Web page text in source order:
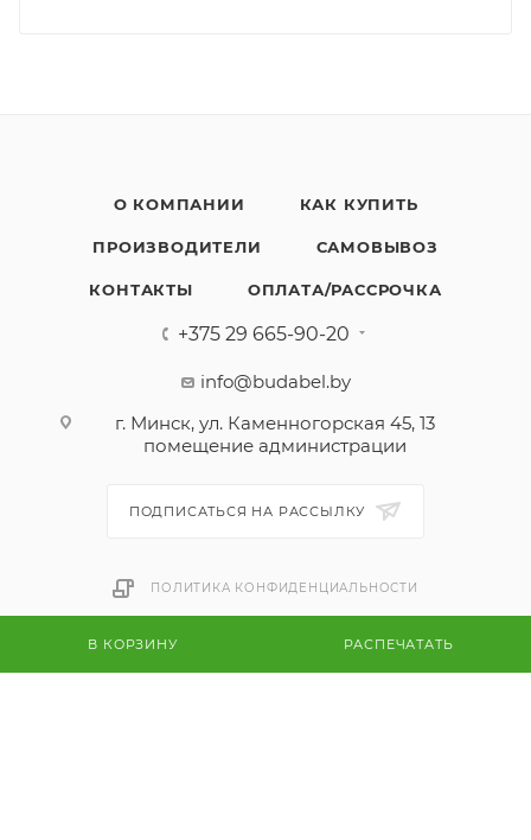
В КОРЗИНУ РАСПЕЧАТАТЬ
О КОМПАНИИ КАК КУПИТЬ
ПРОИЗВОДИТЕЛИ САМОВЫВОЗ
КОНТАКТЫ ОПЛАТА/РАССРОЧКА
+375 29 665-90-20
info@budabel.by
г. Минск, ул. Каменногорская 45, 13
помещение администрации
ПОДПИСАТЬСЯ НА РАССЫЛКУ
ПОЛИТИКА КОНФИДЕНЦИАЛЬНОСТИ